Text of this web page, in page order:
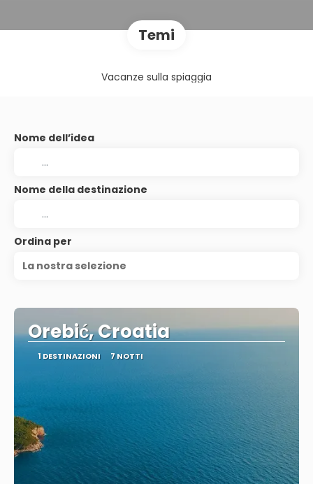
Temi
Vacanze sulla spiaggia
Nome dell’idea
Nome della destinazione
Ordina per
La nostra selezione
Orebić, Croatia
1 DESTINAZIONI 7 NOTTI